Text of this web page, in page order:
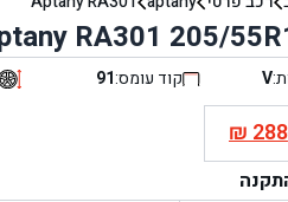
RA301 205/
V קוד עומס:91
₪288